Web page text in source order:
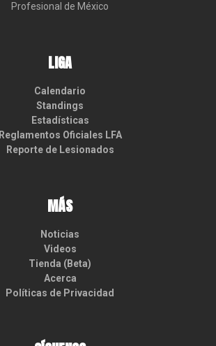
Profesional de México
LIGA
Calendario
Standings
Estadísticas
Reglamentos Oficiales LFA
Reporte de Lesionados
MÁS
Noticias
Videos
Tienda (Beta)
Acerca
Políticas de Privacidad